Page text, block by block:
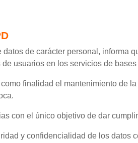
de carácter personal, informa
usuarios en los servicios de
finalidad el mantenimiento de
con el único objetivo de dar
y confidencialidad de los datos